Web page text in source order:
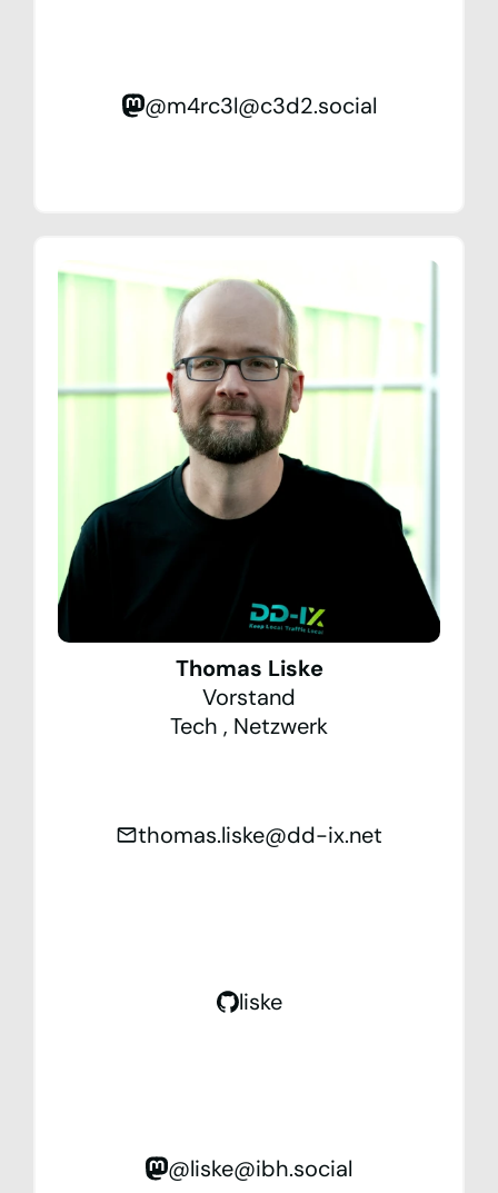
@m4rc3l@c3d2.social
Thomas Liske
Vorstand
Tech , Netzwerk
thomas.liske@dd-ix.net
liske
@liske@ibh.social